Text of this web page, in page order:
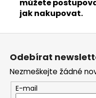
můžete
jak nakupovat.
Z
Odebírat
Nezmeškejte žádné
E-mail